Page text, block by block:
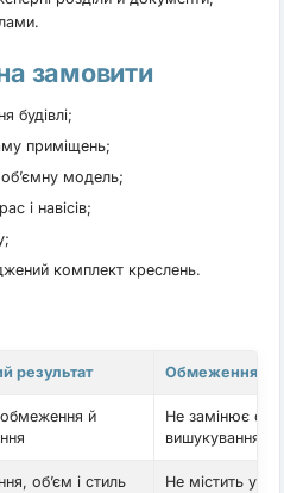
замовити
будівлі;
приміщень;
модель;
і навісів;
комплект креслень.
результат Обмеження
й
Не замінює
вишукування
об’єм і стиль
Не містить усіх